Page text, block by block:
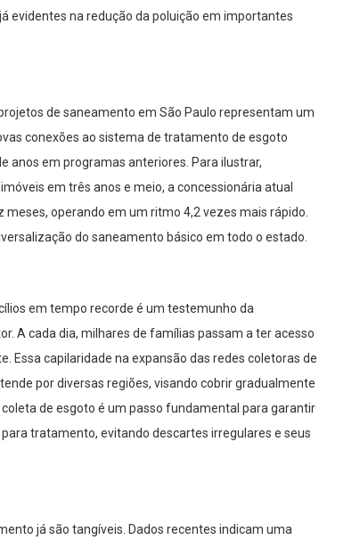
evidentes na redução da poluição em importantes
de saneamento em São Paulo representam um
conexões ao sistema de tratamento de esgoto
anos em programas anteriores. Para ilustrar,
em três anos e meio, a concessionária atual
operando em um ritmo 4,2 vezes mais rápido.
do saneamento básico em todo o estado.
em tempo recorde é um testemunho da
A cada dia, milhares de famílias passam a ter acesso
Essa capilaridade na expansão das redes coletoras de
por diversas regiões, visando cobrir gradualmente
de esgoto é um passo fundamental para garantir
tratamento, evitando descartes irregulares e seus
já são tangíveis. Dados recentes indicam uma